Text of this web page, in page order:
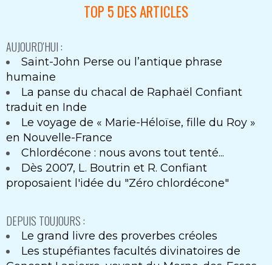
TOP 5 DES ARTICLES
AUJOURD'HUI :
Saint-John Perse ou l’antique phrase
humaine
La panse du chacal de Raphaël Confiant
traduit en Inde
Le voyage de « Marie-Héloïse, fille du Roy »
en Nouvelle-France
Chlordécone : nous avons tout tenté...
Dès 2007, L. Boutrin et R. Confiant
proposaient l'idée du "Zéro chlordécone"
DEPUIS TOUJOURS :
Le grand livre des proverbes créoles
Les stupéfiantes facultés divinatoires de